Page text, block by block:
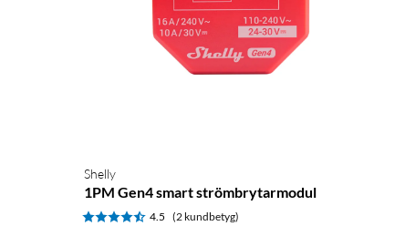
Shelly
1PM Gen4 smart strömbrytarmodul
4.5 (2 kundbetyg)